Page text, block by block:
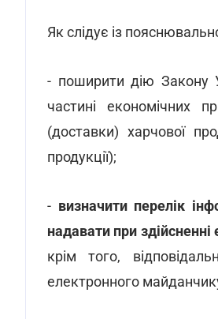
Як слідує із
- поширити дію Закону
частині економічних
(доставки) харчової
продукції);
- визначити перелік
надавати при здійсненні
крім того,
електронного